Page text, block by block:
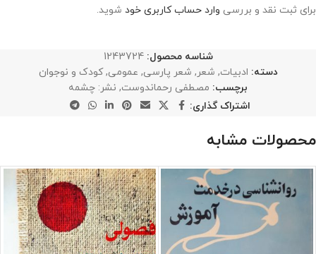
برای ثبت نقد و بررسی وارد حساب کاربری خود شوید.
شناسه محصول:1243724
دسته: ادبیات, شعر, شعر پارسی, عمومی, کودک و نوجوان
برچسب: مصطفی رحماندوست, نشر: چشمه
اشتراک گذاری:
محصولات مشابه